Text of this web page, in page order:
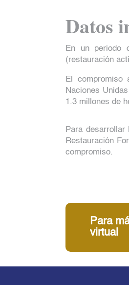
Datos
En un periodo
(restauración
El compromiso
Naciones
1.3 millones de
Para
Restauración
compromiso.
Para
virtual